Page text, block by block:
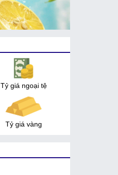
Tỷ giá ngoại tệ
Tỷ giá vàng